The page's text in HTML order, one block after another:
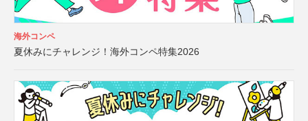
海外コンペ
夏休みにチャレンジ！海外コンペ特集2026